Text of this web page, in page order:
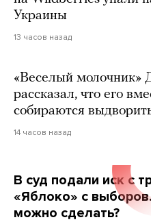
Украины
13 часов назад
«Веселый молочник»
рассказал, что его
собираются
14 часов назад
В суд подали иск с
«Яблоко» с
можно сделать?